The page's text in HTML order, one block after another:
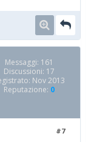
Messaggi: 161
Discussioni: 17
Nov 2013
Reputazione: 0
#7